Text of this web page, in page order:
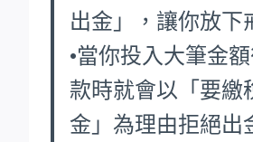
出金」，讓你放下
•當你投入大筆金
款時就會以「要繳
金」為理由拒絕出